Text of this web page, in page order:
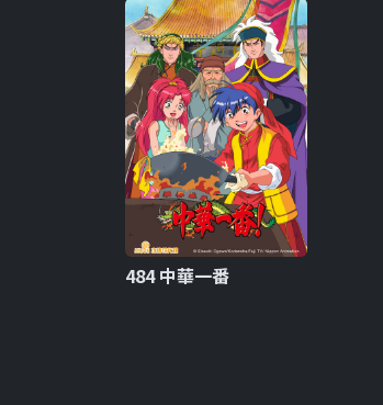
484 中華一番